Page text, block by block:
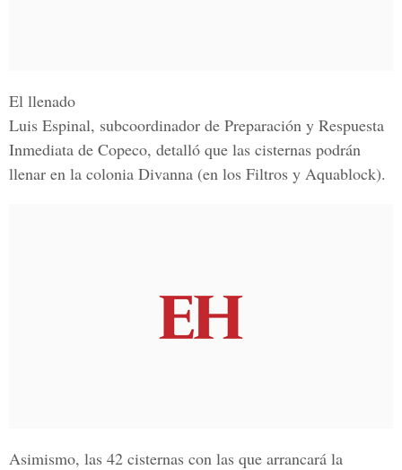
El llenado
Luis Espinal, subcoordinador de Preparación y Respuesta
Inmediata de Copeco, detalló que las cisternas podrán
llenar en la colonia Divanna (en los Filtros y Aquablock).
Asimismo, las 42 cisternas con las que arrancará la